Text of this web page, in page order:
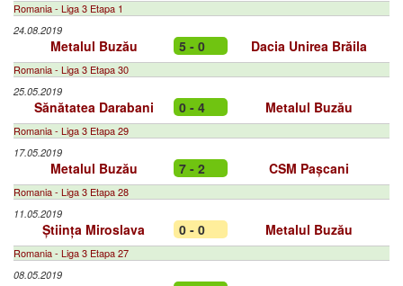
Romania - Liga 3 Etapa 1
24.08.2019
Metalul Buzău 5 - 0 Dacia Unirea Brăila
Romania - Liga 3 Etapa 30
25.05.2019
Sănătatea Darabani 0 - 4 Metalul Buzău
Romania - Liga 3 Etapa 29
17.05.2019
Metalul Buzău 7 - 2 CSM Pașcani
Romania - Liga 3 Etapa 28
11.05.2019
Știința Miroslava 0 - 0 Metalul Buzău
Romania - Liga 3 Etapa 27
08.05.2019